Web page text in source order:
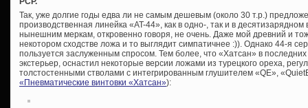
Так, уже долгие годы едва ли не самым дешевым (около 30 т.р.)
производственная линейка «AT-44», как в одно-, так и в
нынешним меркам, откровенно говоря, не очень. Даже мой древний и
некотором сходстве ложа и то выглядит симпатичнее :)). Однако 44-я
пользуется заслуженным спросом. Тем более, что «Хатсан» в
экстерьер, оснастил некоторые версии ложами из турецкого ореха,
толстостенными стволами с интегрированным глушителем «QE»,
«Пневматические винтовки «Хатсан»):